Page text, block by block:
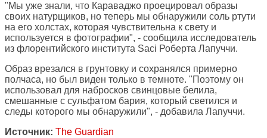
"Мы уже знали, что Караваджо проецировал образы
своих натурщиков, но теперь мы обнаружили соль ртути
на его холстах, которая чувствительна к свету и
используется в фотографии", - сообщила исследователь
из флорентийского института Saci Роберта Лапуччи.
Образ врезался в грунтовку и сохранялся примерно
полчаса, но был виден только в темноте. "Поэтому он
использовал для набросков свинцовые белила,
смешанные с сульфатом бария, который светился и
следы которого мы обнаружили", - добавила Лапуччи.
Источник: The Guardian